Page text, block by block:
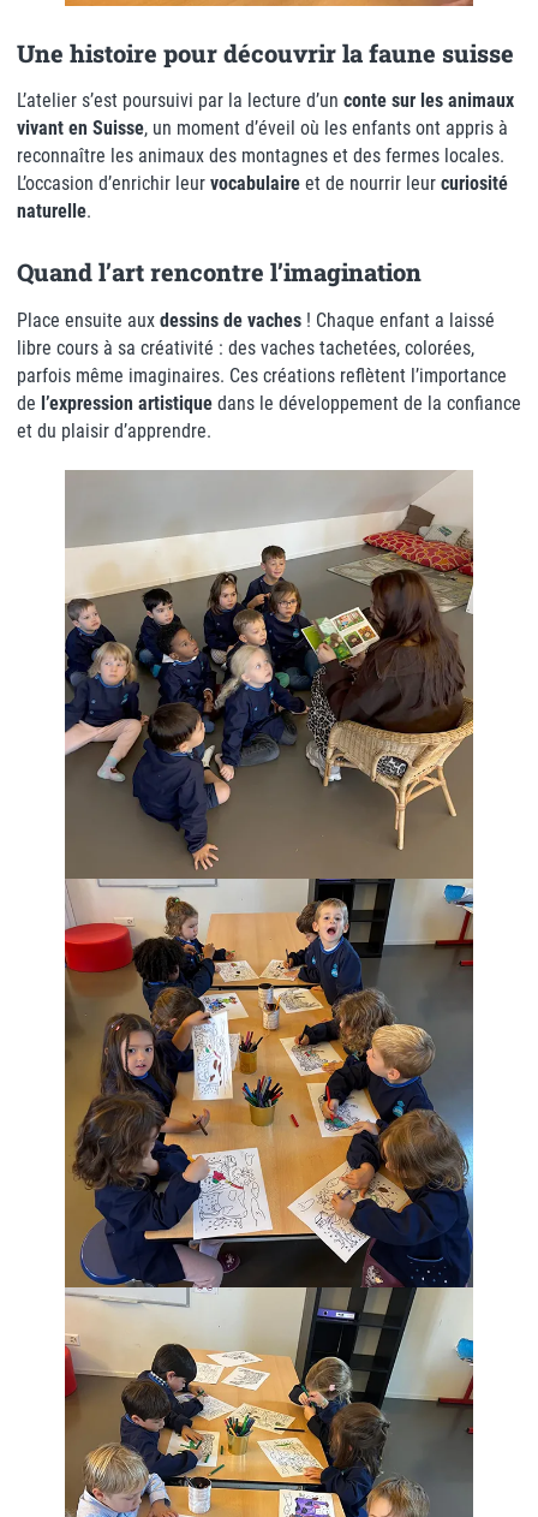
Une histoire pour découvrir la faune suisse
L’atelier s’est poursuivi par la lecture d’un conte sur les animaux
vivant en Suisse, un moment d’éveil où les enfants ont appris à
reconnaître les animaux des montagnes et des fermes locales.
L’occasion d’enrichir leur vocabulaire et de nourrir leur curiosité
naturelle.
Quand l’art rencontre l’imagination
Place ensuite aux dessins de vaches ! Chaque enfant a laissé
libre cours à sa créativité : des vaches tachetées, colorées,
parfois même imaginaires. Ces créations reflètent l’importance
de l’expression artistique dans le développement de la confiance
et du plaisir d’apprendre.